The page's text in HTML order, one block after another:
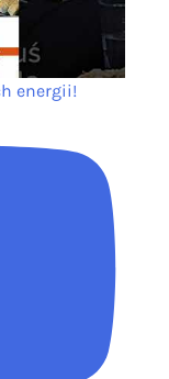
energii!